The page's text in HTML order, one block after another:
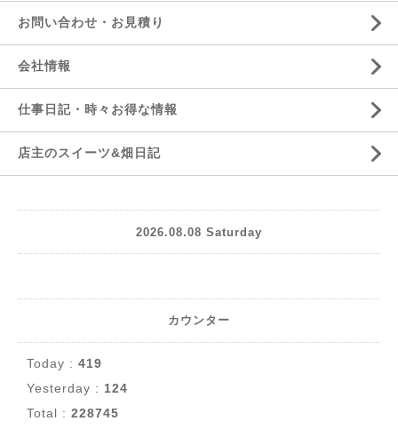
お問い合わせ・お見積り
会社情報
仕事日記・時々お得な情報
店主のスイーツ&畑日記
2026.08.08 Saturday
カウンター
Today : 419
Yesterday : 124
Total : 228745